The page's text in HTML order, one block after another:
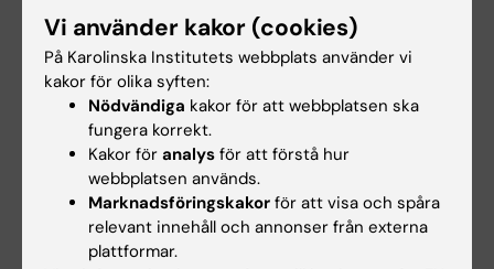
Min målbild är att FyFa ska vara en stark och
kreativ institution där vi tillsammans jobbar i
riktning mot banbrytande fysiologi och
farmakologi för morgondagens upptäckter
och utveckling av hälso- och sjukvården. Vi
ska också vara en hållbar institution där vi
månar om varandra, känner arbetsglädje,
gemenskap och trygghet inför framtiden.
Vi använder kakor (cookies)
På Karolinska Institutets webbplats använder vi
kakor för olika syften:
Nödvändiga kakor för att webbplatsen ska
fungera korrekt.
Kakor för analys för att förstå hur
webbplatsen används.
Marknadsföringskakor för att visa och spåra
relevant innehåll och annonser från externa
plattformar.